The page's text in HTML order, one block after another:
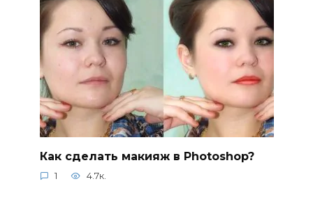
Как сделать макияж в Photoshop?
1 4.7к.